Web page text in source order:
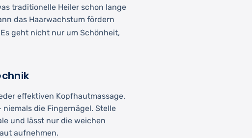
traditionelle Heiler schon lange
das Haarwachstum fördern
Es geht nicht nur um Schönheit,
effektiven Kopfhautmassage.
die Fingernägel. Stelle
und lässt nur die weichen
aufnehmen.